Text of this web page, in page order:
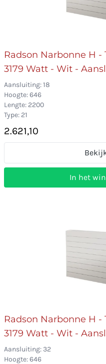
Radson Narbonne H -
3179 Watt - Wit -
Aansluiting: 18
Hoogte: 646
Lengte: 2200
Type: 21
2.621,10
In het
Radson Narbonne H -
3179 Watt - Wit -
Aansluiting: 32
Hoogte: 646